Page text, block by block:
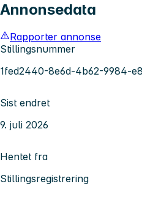
Annonsedata
Rapporter annonse
Stillingsnummer
1fed2440-8e6d-4b62-9984-
Sist endret
9. juli 2026
Hentet fra
Stillingsregistrering